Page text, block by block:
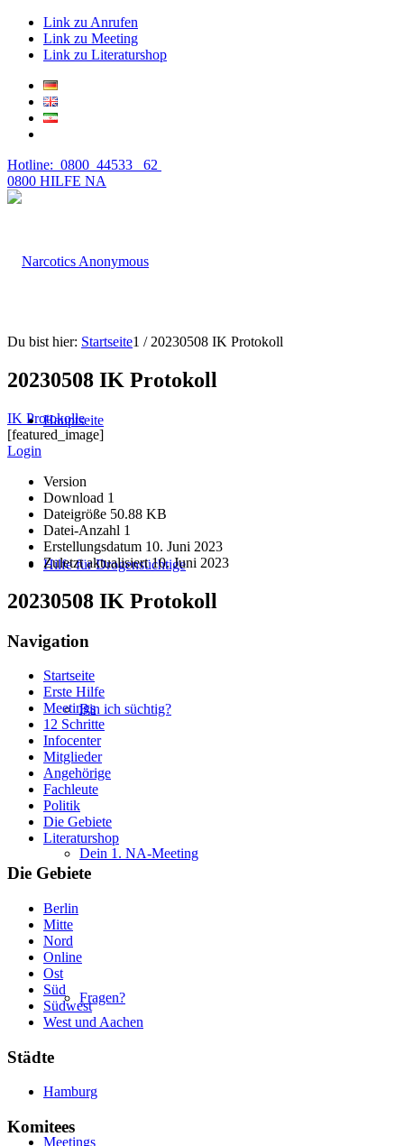
Link zu Anrufen
Link zu Meeting
Link zu Literaturshop
Hotline: 0800 44533 62
0800 HILFE NA
Hauptseite
Hilfe für Drogensüchtige
Bin ich süchtig?
Dein 1. NA-Meeting
Fragen?
Meetings
Du bist hier: Startseite1 / 20230508 IK Protokoll
20230508 IK Protokoll
IK Protokolle
[featured_image]
Login
Version
Download 1
Dateigröße 50.88 KB
Datei-Anzahl 1
Erstellungsdatum 10. Juni 2023
Zuletzt aktualisiert10. Juni 2023
20230508 IK Protokoll
Navigation
Startseite
Erste Hilfe
Meetings
12 Schritte
Infocenter
Mitglieder
Angehörige
Fachleute
Politik
Die Gebiete
Literaturshop
Die Gebiete
Berlin
Mitte
Nord
Online
Ost
Süd
Südwest
West und Aachen
Städte
Hamburg
Komitees